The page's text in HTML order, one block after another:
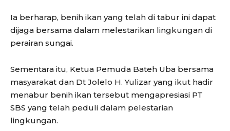
Ia berharap, benih ikan yang telah di tabur ini dapat
dijaga bersama dalam melestarikan lingkungan di
perairan sungai.
Sementara itu, Ketua Pemuda Bateh Uba bersama
masyarakat dan Dt Jolelo H. Yulizar yang ikut hadir
menabur benih ikan tersebut mengapresiasi PT
SBS yang telah peduli dalam pelestarian
lingkungan.